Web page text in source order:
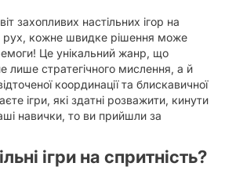
захопливих настільних ігор на
рух, кожне швидке рішення може
Це унікальний жанр, що
лише стратегічного мислення, а й
координації та блискавичної
ігри, які здатні розважити, кинути
навички, то ви прийшли за
ігри на спритність?